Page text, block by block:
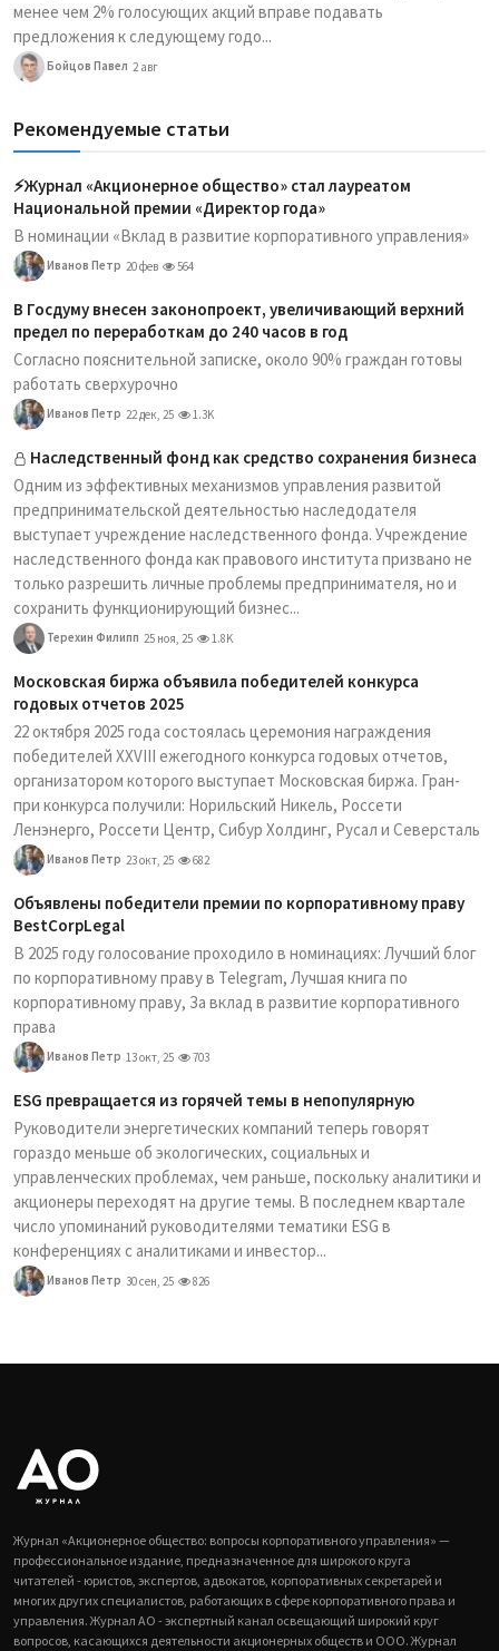
менее чем 2% голосующих акций вправе подавать
предложения к следующему годо...
Бойцов Павел 2 авг
Рекомендуемые статьи
⚡️Журнал «Акционерное общество» стал лауреатом
Национальной премии «Директор года»
В номинации «Вклад в развитие корпоративного управления»
Иванов Петр 20 фев 564
В Госдуму внесен законопроект, увеличивающий верхний
предел по переработкам до 240 часов в год
Согласно пояснительной записке, около 90% граждан готовы
работать сверхурочно
Иванов Петр 22 дек, 25 1.3K
Наследственный фонд как средство сохранения бизнеса
Одним из эффективных механизмов управления развитой
предпринимательской деятельностью наследодателя
выступает учреждение наследственного фонда. Учреждение
наследственного фонда как правового института призвано не
только разрешить личные проблемы предпринимателя, но и
сохранить функционирующий бизнес...
Терехин Филипп 25 ноя, 25 1.8K
Московская биржа объявила победителей конкурса
годовых отчетов 2025
22 октября 2025 года состоялась церемония награждения
победителей XXVIII ежегодного конкурса годовых отчетов,
организатором которого выступает Московская биржа. Гран-
при конкурса получили: Норильский Никель, Россети
Ленэнерго, Россети Центр, Сибур Холдинг, Русал и Северсталь
Иванов Петр 23 окт, 25 682
Объявлены победители премии по корпоративному праву
BestCorpLegal
В 2025 году голосование проходило в номинациях: Лучший блог
по корпоративному праву в Telegram, Лучшая книга по
корпоративному праву, За вклад в развитие корпоративного
права
Иванов Петр 13 окт, 25 703
ESG превращается из горячей темы в непопулярную
Руководители энергетических компаний теперь говорят
гораздо меньше об экологических, социальных и
управленческих проблемах, чем раньше, поскольку аналитики и
акционеры переходят на другие темы. В последнем квартале
число упоминаний руководителями тематики ESG в
конференциях с аналитиками и инвестор...
Иванов Петр 30 сен, 25 826
Журнал «Акционерное общество: вопросы корпоративного управления» —
профессиональное издание, предназначенное для широкого круга
читателей - юристов, экспертов, адвокатов, корпоративных секретарей и
многих других специалистов, работающих в сфере корпоративного права и
управления. Журнал АО - экспертный канал освещающий широкий круг
вопросов, касающихся деятельности акционерных обществ и ООО. Журнал